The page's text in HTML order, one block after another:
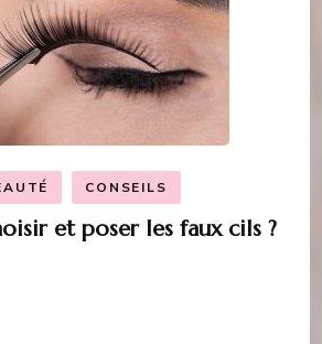
CONSEILS
et poser les faux cils ?